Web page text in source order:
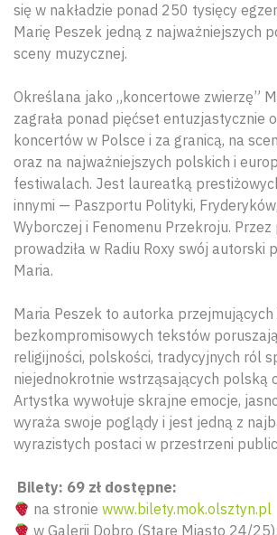
się w nakładzie ponad 250 tysięcy
Marię Peszek jedną z najważniejszych
sceny muzycznej.
Określana jako „koncertowe zwierzę”
zagrała ponad pięćset entuzjastycznie
koncertów w Polsce i za granicą, na
oraz na najważniejszych polskich i
festiwalach. Jest laureatką
innymi — Paszportu Polityki,
Wyborczej i Fenomenu Przekroju. Przez
prowadziła w Radiu Roxy swój autorski
Maria.
Maria Peszek to autorka przejmujących
bezkompromisowych tekstów
religijności, polskości, tradycyjnych ról
niejednokrotnie wstrząsających polską
Artystka wywołuje skrajne emocje,
wyraża swoje poglądy i jest jedną z
wyrazistych postaci w przestrzeni
Bilety: 69 zł dostępne:
na stroniewww.bilety.mok.olsztyn.pl
w Galerii Dobro (Stare Miasto 24/25);